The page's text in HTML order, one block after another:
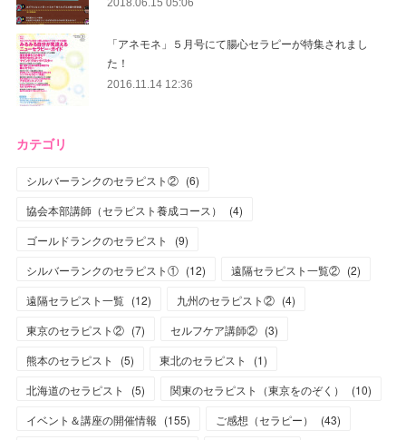
2018.06.15 05:06
「アネモネ」５月号にて腸心セラピーが特集されまし
た！
2016.11.14 12:36
カテゴリ
シルバーランクのセラピスト② (6)
協会本部講師（セラピスト養成コース）
(4)
ゴールドランクのセラピスト
(9)
シルバーランクのセラピスト① (12) 遠隔セラピスト一覧② (2)
遠隔セラピスト一覧 (12) 九州のセラピスト② (4)
東京のセラピスト② (7) セルフケア講師② (3)
熊本のセラピスト
(5) 東北のセラピスト (1)
北海道のセラピスト
(5) 関東のセラピスト（東京をのぞく） (10)
イベント＆講座の開催情報 (155) ご感想（セラピー） (43)